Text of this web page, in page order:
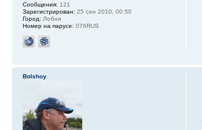
Сообщения: 121
Зарегистрирован: 25 сен 2010, 00:50
Город: Лобня
Номер на парусе: 076RUS
Bolshoy